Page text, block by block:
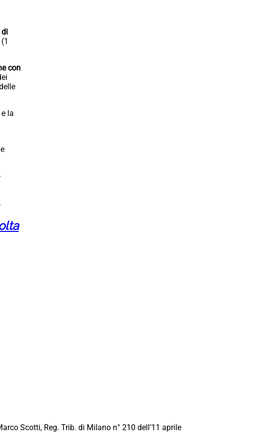
di
(1
con
la
.
Scotti, Reg. Trib. di Milano n° 210 dell’11 aprile